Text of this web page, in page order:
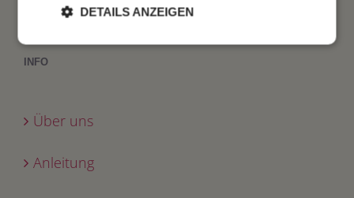
INFO
Über uns
Anleitung
DETAILS ANZEIGEN